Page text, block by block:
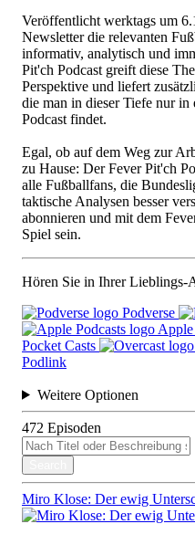
Veröffentlicht werktags um
Newsletter die relevanten
informativ, analytisch und
Pit'ch Podcast greift diese
Perspektive und liefert
die man in dieser Tiefe nur in
Podcast findet.
Egal, ob auf dem Weg zur
zu Hause: Der Fever Pit'ch
alle Fußballfans, die
taktische Analysen besser
abonnieren und mit dem
Spiel sein.
Hören Sie in Ihrer Lieblings-
Podverse
Apple
Pocket Casts
Podlink
Weitere Optionen
472 Episoden
Miro Klose: Der ewig